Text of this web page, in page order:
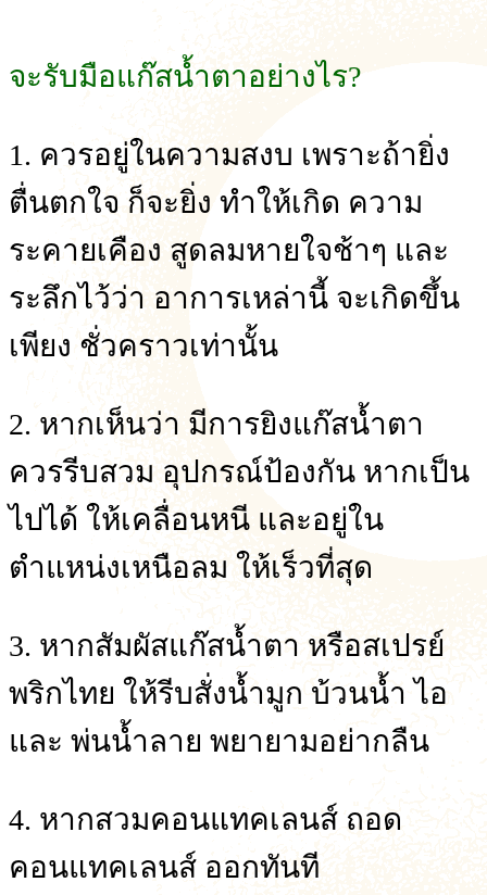
จะรับมือแก๊สน้ำตาอย่างไร?
1. ควรอยู่ในความสงบ เพราะถ้ายิ่ง
ตื่นตกใจ ก็จะยิ่ง ทำให้เกิด ความ
ระคายเคือง สูดลมหายใจช้าๆ และ
ระลึกไว้ว่า อาการเหล่านี้ จะเกิดขึ้น
เพียง ชั่วคราวเท่านั้น
2. หากเห็นว่า มีการยิงแก๊สน้ำตา
ควรรีบสวม อุปกรณ์ป้องกัน หากเป็น
ไปได้ ให้เคลื่อนหนี และอยู่ใน
ตำแหน่งเหนือลม ให้เร็วที่สุด
3. หากสัมผัสแก๊สน้ำตา หรือสเปรย์
พริกไทย ให้รีบสั่งน้ำมูก บ้วนน้ำ ไอ
และ พ่นน้ำลาย พยายามอย่ากลืน
4. หากสวมคอนแทคเลนส์ ถอด
คอนแทคเลนส์ ออกทันที